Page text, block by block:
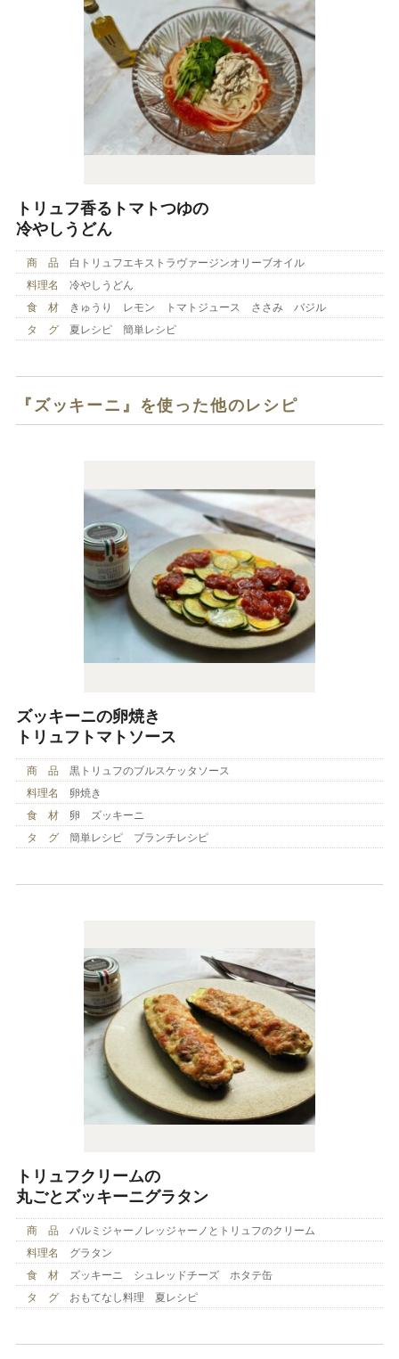
トリュフ香るトマトつゆの
冷やしうどん
商 品
白トリュフエキストラヴァージンオリーブオイル
料理名
冷やしうどん
食 材
きゅうり レモン トマトジュース ささみ バジル
タ グ
夏レシピ 簡単レシピ
『ズッキーニ』を使った他のレシピ
ズッキーニの卵焼き
トリュフトマトソース
商 品
黒トリュフのブルスケッタソース
料理名
卵焼き
食 材
卵 ズッキーニ
タ グ
簡単レシピ ブランチレシピ
トリュフクリームの
丸ごとズッキーニグラタン
商 品
パルミジャーノレッジャーノとトリュフのクリーム
料理名
グラタン
食 材
ズッキーニ シュレッドチーズ ホタテ缶
タ グ
おもてなし料理 夏レシピ